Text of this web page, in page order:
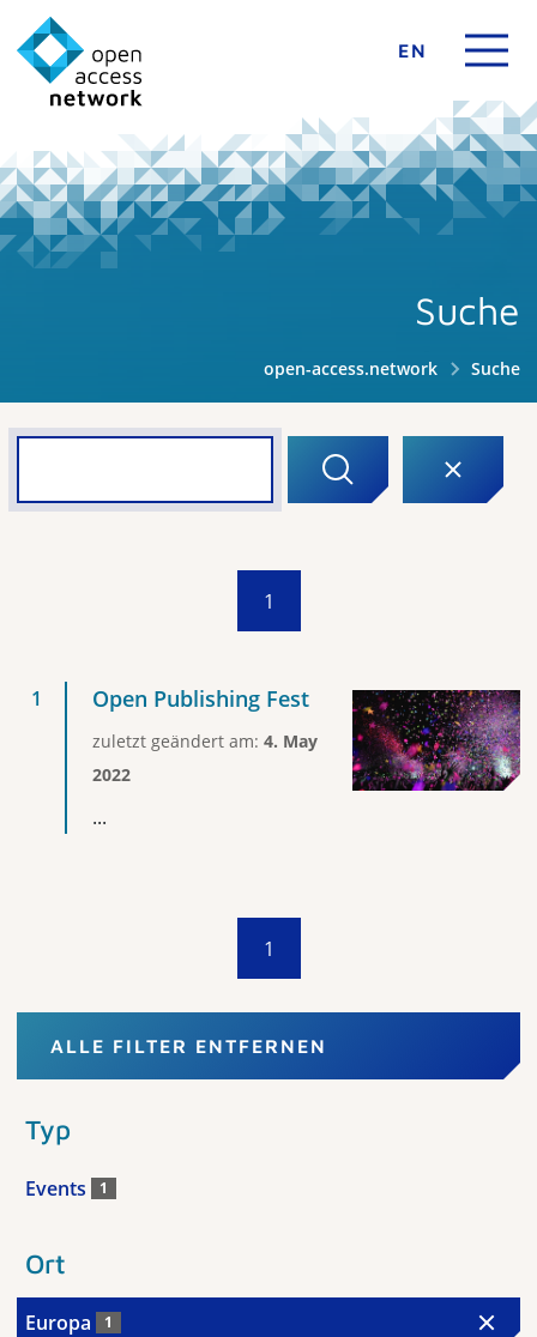
EN
Suche
open-access.network Suche
1
Open Publishing Fest
zuletzt geändert am: 4. May
2022
...
1
ALLE FILTER ENTFERNEN
Typ
Events 1
Ort
Europa 1